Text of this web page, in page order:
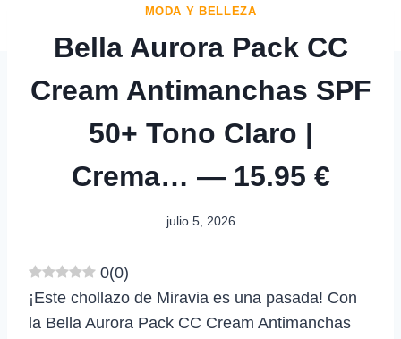
MODA Y BELLEZA
Bella Aurora Pack CC
Cream Antimanchas SPF
50+ Tono Claro |
Crema… — 15.95 €
julio 5, 2026
0(0)
¡Este chollazo de Miravia es una pasada! Con
la Bella Aurora Pack CC Cream Antimanchas